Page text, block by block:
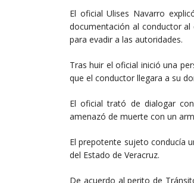
El oficial Ulises Navarro
documentación al conductor
para evadir a las autoridades.
Tras huir el oficial inició una
que el conductor llegara a su
El oficial trató de dialogar
amenazó de muerte con un
El prepotente sujeto conducía
del Estado de Veracruz.
De acuerdo al perito de